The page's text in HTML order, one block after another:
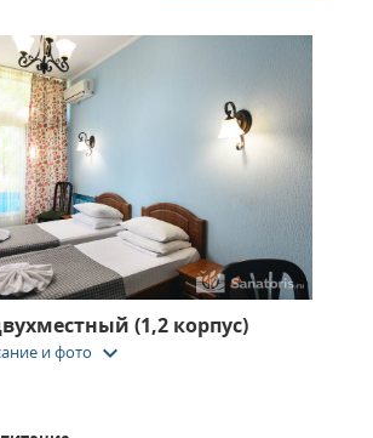
(1,2 корпус)
и фото keyboard_arrow_down